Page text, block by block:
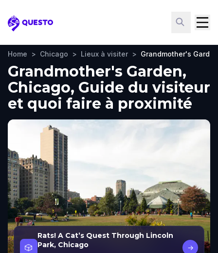
Questo
Home > Chicago > Lieux à visiter > Grandmother's Garden
Grandmother's Garden,
Chicago, Guide du visiteur
et quoi faire à proximité
🎲
Rats! A Cat’s Quest Through Lincoln
Park, Chicago
→